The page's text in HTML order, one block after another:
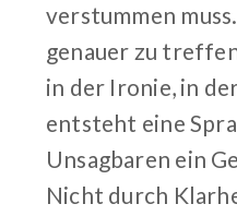
verstummen
genauer zu
in der Ironie, in
entsteht eine
Unsagbaren ein
Nicht durch